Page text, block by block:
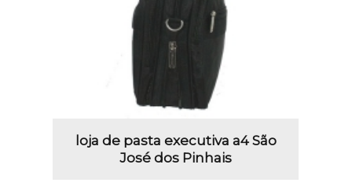
loja de pasta executiva a4 São
José dos Pinhais